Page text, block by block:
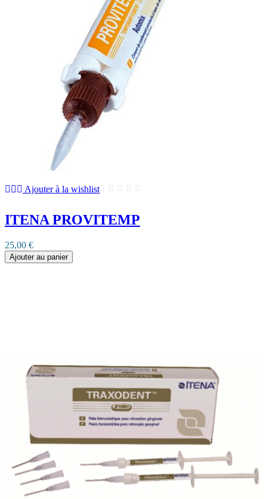
Ajouter à la wishlist
ITENA PROVITEMP
25,00 €
Ajouter au panier